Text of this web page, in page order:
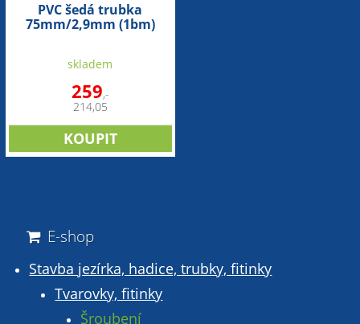
PVC šedá trubka
75mm/2,9mm (1bm)
skladem
259,-
214,05
E-shop
Stavba jezírka, hadice, trubky, fitinky
Tvarovky, fitinky
Šroubení